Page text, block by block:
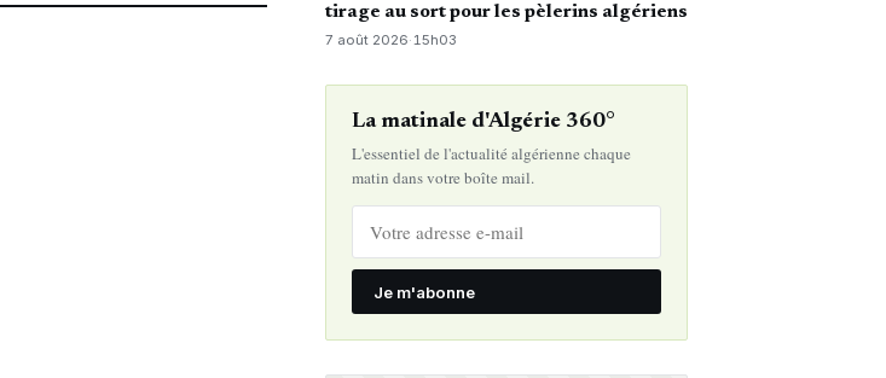
tirage au sort pour les pèlerins algériens
7 août 2026· 15h03
La matinale d'Algérie 360°
L'essentiel de l'actualité algérienne chaque
matin dans votre boîte mail.
Je m'abonne